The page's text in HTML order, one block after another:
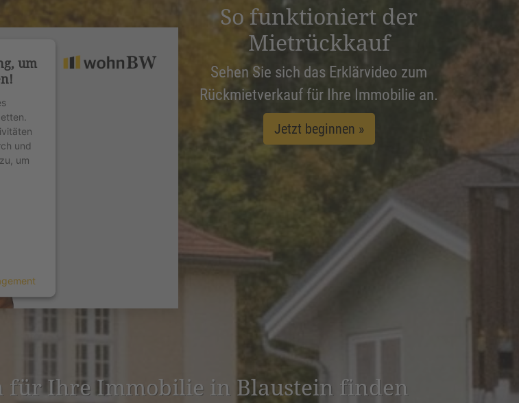
um
und
um
So funktioniert der
Mietrückkauf
Sehen Sie sich das Erklärvideo zum
Rückmietverkauf für Ihre Immobilie an.
Jetzt beginnen »
für Ihre Immobilie in Blaustein finden